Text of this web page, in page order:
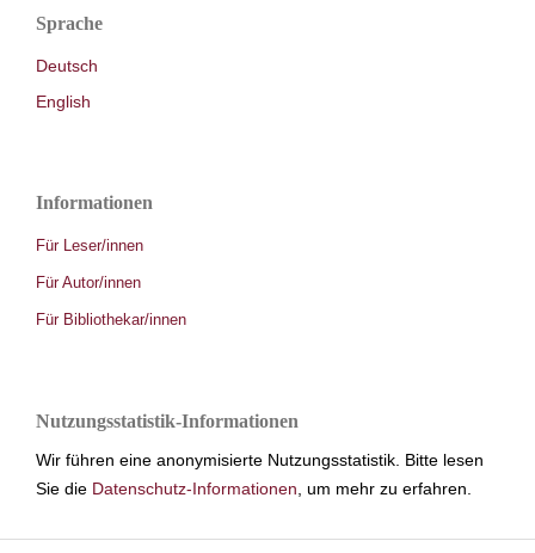
Sprache
Deutsch
English
Informationen
Für Leser/innen
Für Autor/innen
Für Bibliothekar/innen
Nutzungsstatistik-Informationen
Wir führen eine anonymisierte Nutzungsstatistik. Bitte lesen
Sie die Datenschutz-Informationen , um mehr zu erfahren.